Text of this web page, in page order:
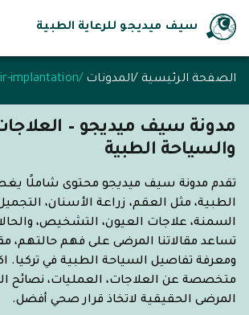
سيف ميديجو للرعاية الطبية
الصفحة الرئيسية /المدونات /
implantation
مدونة سيف ميديجو –
والسياحة الطبية
تقدم مدونة سيف ميديجو محتوى شاملًا
الطبية، مثل العقم، زراعة الأسنان،
السمنة، علاجات العيون، التشخيص،
تساعد مقالاتنا المرضى على فهم حالتهم،
ومعرفة تفاصيل السياحة الطبية في تركيا.
متخصصة عن العلاجات، العمليات، نصائح
المرضى الحقيقية لاتخاذ قرار صحي أفضل.